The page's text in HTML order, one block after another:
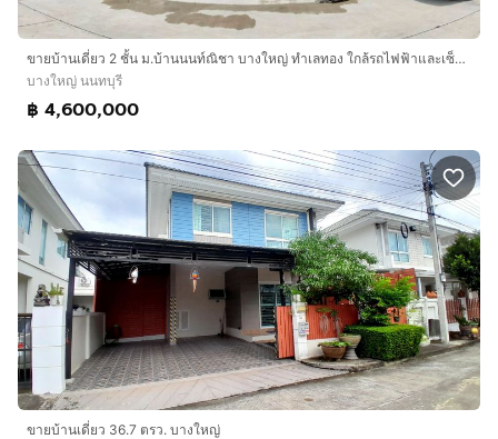
ขายบ้านเดี่ยว 2 ชั้น ม.บ้านนนท์ณิชา บางใหญ่ ทำเลทอง ใกล้รถไฟฟ้าและเซ็นทรัลเวสต์เกต
บางใหญ่ นนทบุรี
฿ 4,600,000
ขายบ้านเดี่ยว 36.7 ตรว. บางใหญ่